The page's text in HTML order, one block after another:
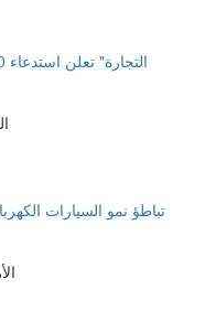
تباطؤ نمو السيارات